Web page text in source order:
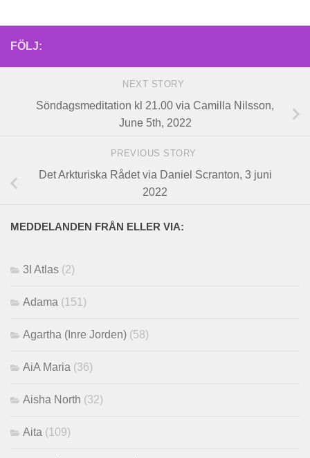
FÖLJ:
NEXT STORY
Söndagsmeditation kl 21.00 via Camilla Nilsson,
June 5th, 2022
PREVIOUS STORY
Det Arkturiska Rådet via Daniel Scranton, 3 juni
2022
MEDDELANDEN FRÅN ELLER VIA:
3I Atlas (2)
Adama (151)
Agartha (Inre Jorden) (58)
AiA Maria (36)
Aisha North (32)
Aita (109)